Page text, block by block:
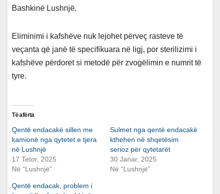
Bashkinë Lushnjë.
Eliminimi i kafshëve nuk lejohet përveç rasteve të
veçanta që janë të specifikuara në ligj, por sterilizimi i
kafshëve përdoret si metodë për zvogëlimin e numrit të
tyre.
Të afërta
Qentë endacakë sillen me
kamionë nga qytetet e tjera
në Lushnjë
17 Tetor, 2025
Në “Lushnjë”
Sulmet nga qentë endacakë
kthehen në shqetësim
serioz për qytetarët
30 Janar, 2025
Në “Lushnjë”
Qentë endacak, problem i